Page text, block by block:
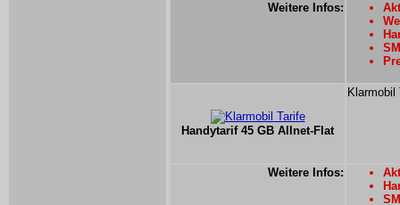
Weitere Infos:
Handytarif 45 GB Allnet-Flat
Weitere Infos: